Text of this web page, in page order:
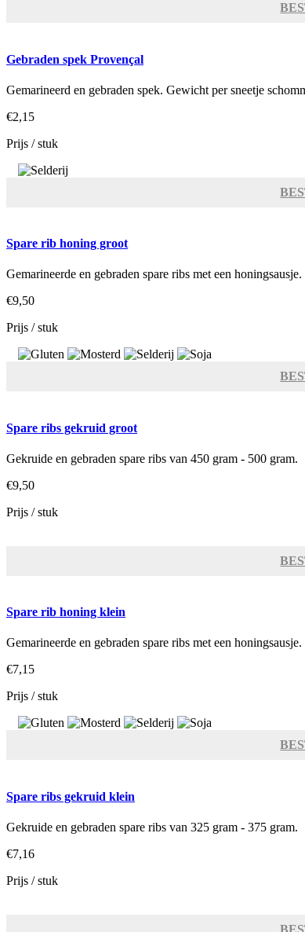
Gebraden spek Provençal
Gemarineerd en gebraden spek. Gewicht per sneetje
€2,15
Prijs / stuk
Spare rib honing groot
Gemarineerde en gebraden spare ribs met een
€9,50
Prijs / stuk
Spare ribs gekruid groot
Gekruide en gebraden spare ribs van 450 gram - 500 gram.
€9,50
Prijs / stuk
Spare rib honing klein
Gemarineerde en gebraden spare ribs met een
€7,15
Prijs / stuk
Spare ribs gekruid klein
Gekruide en gebraden spare ribs van 325 gram - 375 gram.
€7,16
Prijs / stuk